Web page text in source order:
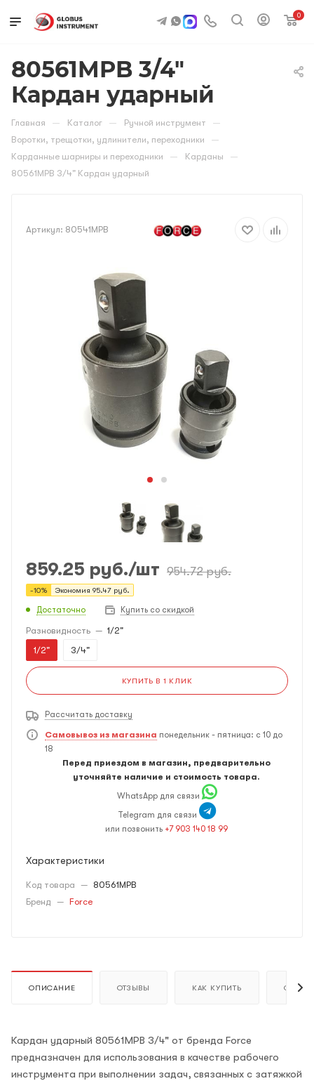
0
80561MPB 3/4"
Кардан ударный
Главная — Каталог — Ручной инструмент —
Воротки, трещотки, удлинители, переходники —
Карданные шарниры и переходники — Карданы —
80561MPB 3/4" Кардан ударный
Артикул: 80541MPB
859.25 руб./шт 954.72руб.
-10% Экономия 95.47 руб.
Достаточно Купить со скидкой
Разновидность — 1/2"
1/2"
3/4"
КУПИТЬ В 1 КЛИК
Рассчитать доставку
Самовывоз из магазина понедельник - пятница: с 10 до
18
Перед приездом в магазин, предварительно
уточняйте наличие и стоимость товара.
WhatsApp для связи
Telegram для связи
или позвонить +7 903 140 18 99
Характеристики
Код товара — 80561MPB
Бренд — Force
ОПИСАНИЕ ОТЗЫВЫ КАК КУПИТЬ ОПЛАТА
Кардан ударный 80561MPB 3/4" от бренда Force
предназначен для использования в качестве рабочего
инструмента при выполнении задач, связанных с затяжкой